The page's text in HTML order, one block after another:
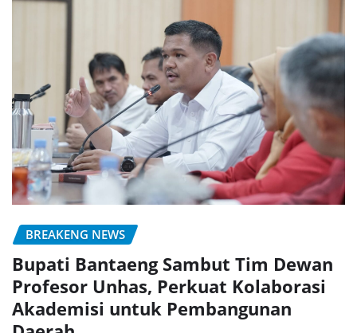
BREAKENG NEWS
Bupati Bantaeng Sambut Tim Dewan
Profesor Unhas, Perkuat Kolaborasi
Akademisi untuk Pembangunan